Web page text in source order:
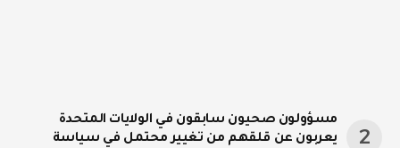
مسؤولون صحيون سابقون في الولايات المتحدة
يعربون عن قلقهم من تغيير محتمل في سياسة